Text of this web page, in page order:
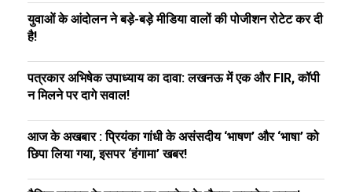
युवाओं के आंदोलन ने बड़े-बड़े मीडिया वालों की पोजीशन रोटेट कर दी
है!
पत्रकार अभिषेक उपाध्याय का दावा: लखनऊ में एक और FIR, कॉपी
न मिलने पर दागे सवाल!
आज के अखबार : प्रियंका गांधी के असंसदीय ‘भाषण’ और ‘भाषा’ को
छिपा लिया गया, इसपर ‘हंगामा’ खबर!